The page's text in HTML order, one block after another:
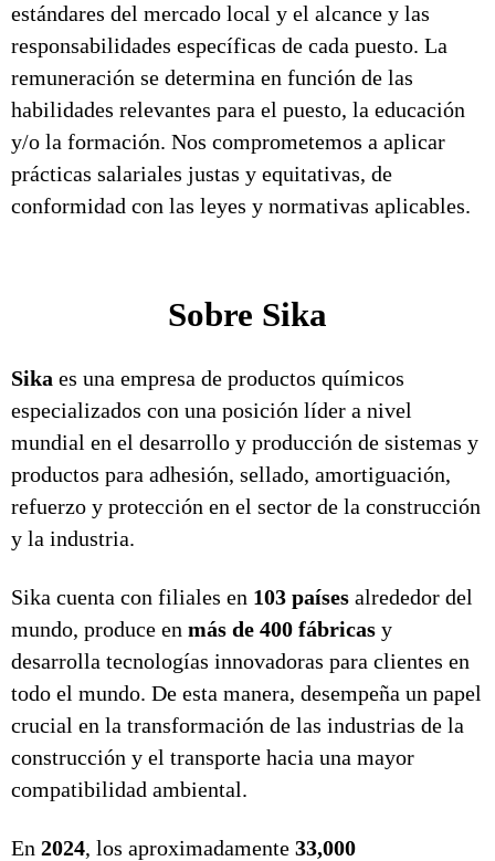
estándares del mercado local y el alcance y las
responsabilidades específicas de cada puesto. La
remuneración se determina en función de las
habilidades relevantes para el puesto, la educación
y/o la formación. Nos comprometemos a aplicar
prácticas salariales justas y equitativas, de
conformidad con las leyes y normativas aplicables.
Sobre Sika
Sika es una empresa de productos químicos
especializados con una posición líder a nivel
mundial en el desarrollo y producción de sistemas y
productos para adhesión, sellado, amortiguación,
refuerzo y protección en el sector de la construcción
y la industria.
Sika cuenta con filiales en 103 países alrededor del
mundo, produce en más de 400 fábricas y
desarrolla tecnologías innovadoras para clientes en
todo el mundo. De esta manera, desempeña un papel
crucial en la transformación de las industrias de la
construcción y el transporte hacia una mayor
compatibilidad ambiental.
En 2024, los aproximadamente 33,000